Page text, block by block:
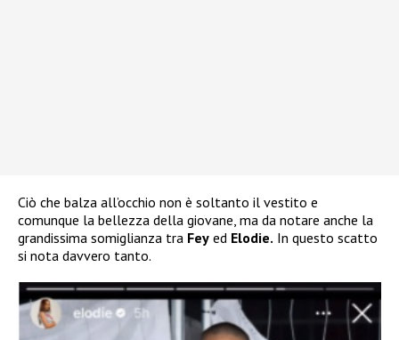
Ciò che balza all’occhio non è soltanto il vestito e
comunque la bellezza della giovane, ma da notare anche la
grandissima somiglianza tra Fey ed Elodie. In questo scatto
si nota davvero tanto.